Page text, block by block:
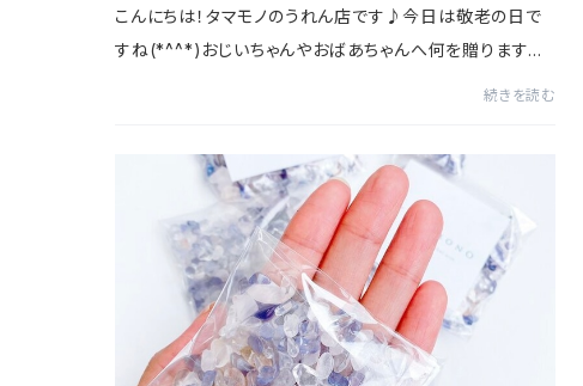
こんにちは！タマモノのうれん店です♪今日は敬老の日で
すね(*^^*)おじいちゃんやおばあちゃんへ何を贈ります
続きを読む